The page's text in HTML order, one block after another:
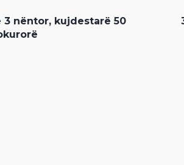
3 nëntor, kujdestarë 50